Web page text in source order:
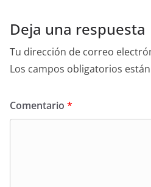
Deja una respuesta
Tu dirección de correo
Los campos obligatorios
Comentario *